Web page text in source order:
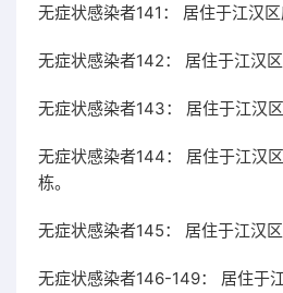
无症状感染者141： 居住于江汉区
无症状感染者142： 居住于江汉区
无症状感染者143： 居住于江汉区
无症状感染者144： 居住于江汉
栋。
无症状感染者145： 居住于江汉
无症状感染者146-149： 居住于